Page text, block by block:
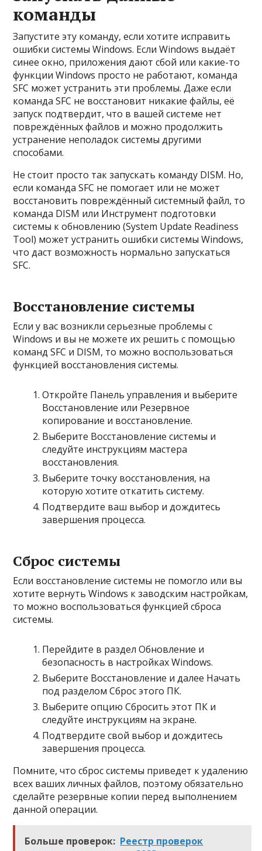
команды
Запустите эту команду, если хотите исправить
ошибки системы Windows. Если Windows выдаёт
синее окно, приложения дают сбой или какие-то
функции Windows просто не работают, команда
SFC может устранить эти проблемы. Даже если
команда SFC не восстановит никакие файлы, её
запуск подтвердит, что в вашей системе нет
повреждённых файлов и можно продолжить
устранение неполадок системы другими
способами.
Не стоит просто так запускать команду DISM. Но,
если команда SFC не помогает или не может
восстановить повреждённый системный файл, то
команда DISM или Инструмент подготовки
системы к обновлению (System Update Readiness
Tool) может устранить ошибки системы Windows,
что даст возможность нормально запускаться
SFC.
Восстановление системы
Если у вас возникли серьезные проблемы с
Windows и вы не можете их решить с помощью
команд SFC и DISM, то можно воспользоваться
функцией восстановления системы.
Откройте Панель управления и выберите
Восстановление или Резервное
копирование и восстановление.
Выберите Восстановление системы и
следуйте инструкциям мастера
восстановления.
Выберите точку восстановления, на
которую хотите откатить систему.
Подтвердите ваш выбор и дождитесь
завершения процесса.
Сброс системы
Если восстановление системы не помогло или вы
хотите вернуть Windows к заводским настройкам,
то можно воспользоваться функцией сброса
системы.
Перейдите в раздел Обновление и
безопасность в настройках Windows.
Выберите Восстановление и далее Начать
под разделом Сброс этого ПК.
Выберите опцию Сбросить этот ПК и
следуйте инструкциям на экране.
Подтвердите свой выбор и дождитесь
завершения процесса.
Помните, что сброс системы приведет к удалению
всех ваших личных файлов, поэтому обязательно
сделайте резервные копии перед выполнением
данной операции.
Больше проверок: Реестр проверок